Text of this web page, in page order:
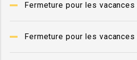
Fermeture pour les
Fermeture pour les